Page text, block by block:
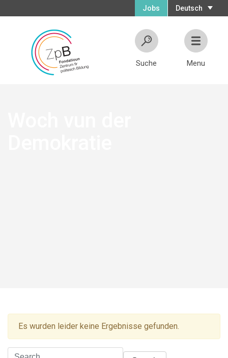
Deutsch
Jobs
Suche Menu
Es wurden leider keine Ergebnisse gefunden.
Search